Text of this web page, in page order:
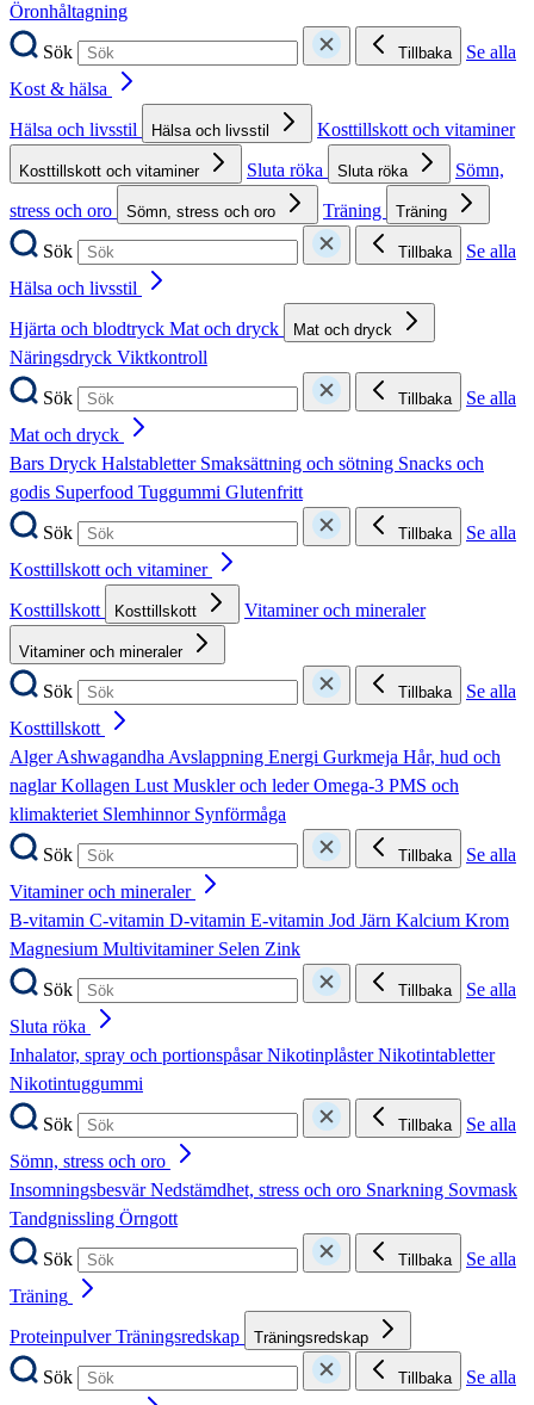
Öronhåltagning
Sök
Tillbaka
Se alla
Kost & hälsa
Hälsa och livsstil
Hälsa och livsstil Kosttillskott och vitaminer
Kosttillskott och vitaminer Sluta röka Sluta röka
Sömn,
stress och oro
Sömn, stress och oro Träning Träning
Sök Tillbaka
Se alla
Hälsa och livsstil
Hjärta och blodtryck Mat och dryck Mat och dryck
Näringsdryck Viktkontroll
Sök
Tillbaka
Se alla
Mat och dryck
Bars Dryck Halstabletter Smaksättning och sötning Snacks och
godis Superfood Tuggummi Glutenfritt
Sök
Tillbaka
Se alla
Kosttillskott och vitaminer
Kosttillskott
Kosttillskott Vitaminer och mineraler
Vitaminer och mineraler
Sök Tillbaka
Se alla
Kosttillskott
AlgerAshwagandhaAvslappning Energi Gurkmeja Hår, hud och
naglarKollagen LustMuskler och lederOmega-3 PMS och
klimakteriet Slemhinnor Synförmåga
Sök
Tillbaka
Se alla
Vitaminer och mineraler
B-vitamin C-vitamin D-vitamin E-vitamin Jod Järn Kalcium Krom
Magnesium Multivitaminer Selen Zink
Sök
Tillbaka
Se alla
Sluta röka
Inhalator, spray och portionspåsarNikotinplåsterNikotintabletter
Nikotintuggummi
Sök
Tillbaka
Se alla
Sömn, stress och oro
InsomningsbesvärNedstämdhet, stress och oro Snarkning Sovmask
Tandgnissling Örngott
Sök
Tillbaka
Se alla
Träning
ProteinpulverTräningsredskap Träningsredskap
Sök Tillbaka
Se alla